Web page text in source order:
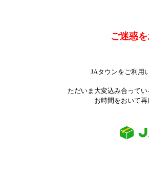
ご迷惑
JAタウンをご利用
ただいま大変込み合って
お時間をおいて